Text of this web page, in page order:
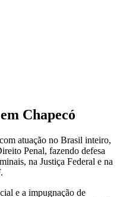
Chapecó
atuação no Brasil inteiro,
Penal, fazendo defesa
na Justiça Federal e na
e a impugnação de